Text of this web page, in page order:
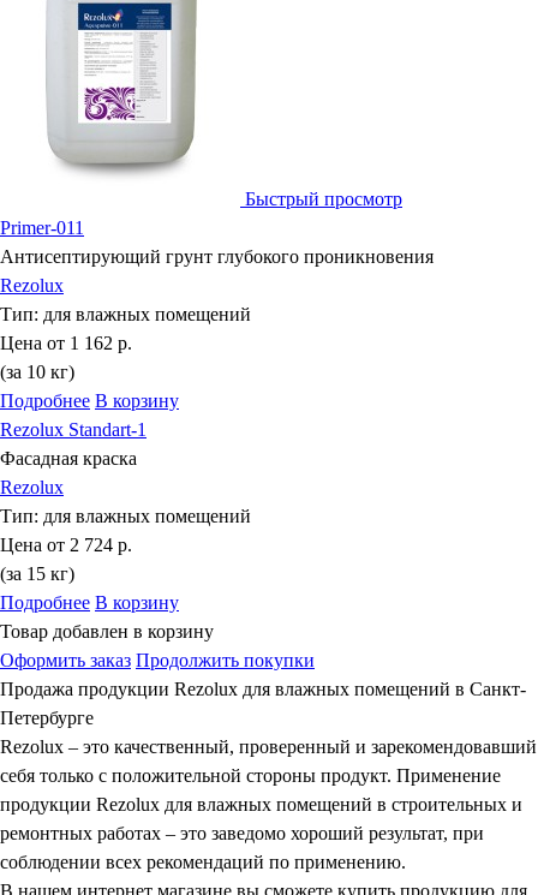
Быстрый просмотр
Primer-011
Антисептирующий грунт глубокого проникновения
Rezolux
Тип: для влажных помещений
Цена от 1 162 р.
(за 10 кг)
Подробнее В корзину
Rezolux Standart-1
Фасадная краска
Rezolux
Тип: для влажных помещений
Цена от 2 724 р.
(за 15 кг)
Подробнее В корзину
Товар добавлен в корзину
Оформить заказ Продолжить покупки
Продажа продукции Rezolux для влажных помещений в Санкт-
Петербурге
Rezolux – это качественный, проверенный и зарекомендовавший
себя только с положительной стороны продукт. Применение
продукции Rezolux для влажных помещений в строительных и
ремонтных работах – это заведомо хороший результат, при
соблюдении всех рекомендаций по применению.